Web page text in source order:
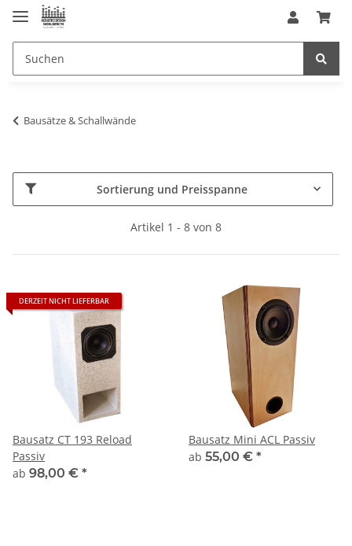
Bausätze & Schallwände
Sortierung und Preisspanne
Artikel 1 - 8 von 8
DERZEIT NICHT LIEFERBAR
Bausatz CT 193 Reload
Passiv
ab 98,00 € *
Bausatz Mini ACL Passiv
ab 55,00 € *